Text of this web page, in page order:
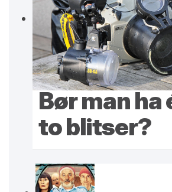
Bør man ha
to blitser?